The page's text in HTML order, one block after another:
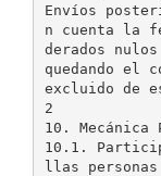
Envíos
n cuenta la
derados
quedando el
excluido de
2
10. Mecánica
10.1.
llas